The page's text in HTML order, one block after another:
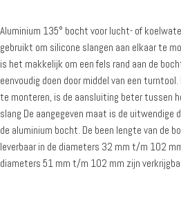
Aluminium 135° bocht voor lucht- of
gebruikt om silicone slangen aan elkaar te
is het makkelijk om een fels rand aan de
eenvoudig doen door middel van een
te monteren, is de aansluiting beter tussen
slang De aangegeven maat is de
de aluminium bocht. De been lengte van de
leverbaar in de diameters 32 mm t/m 102
diameters 51 mm t/m 102 mm zijn